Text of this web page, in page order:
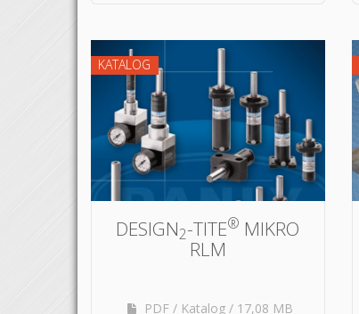
KATALOG
DESIGN2-TITE® MIKRO
RLM
PDF / Katalog / 17,08 MB